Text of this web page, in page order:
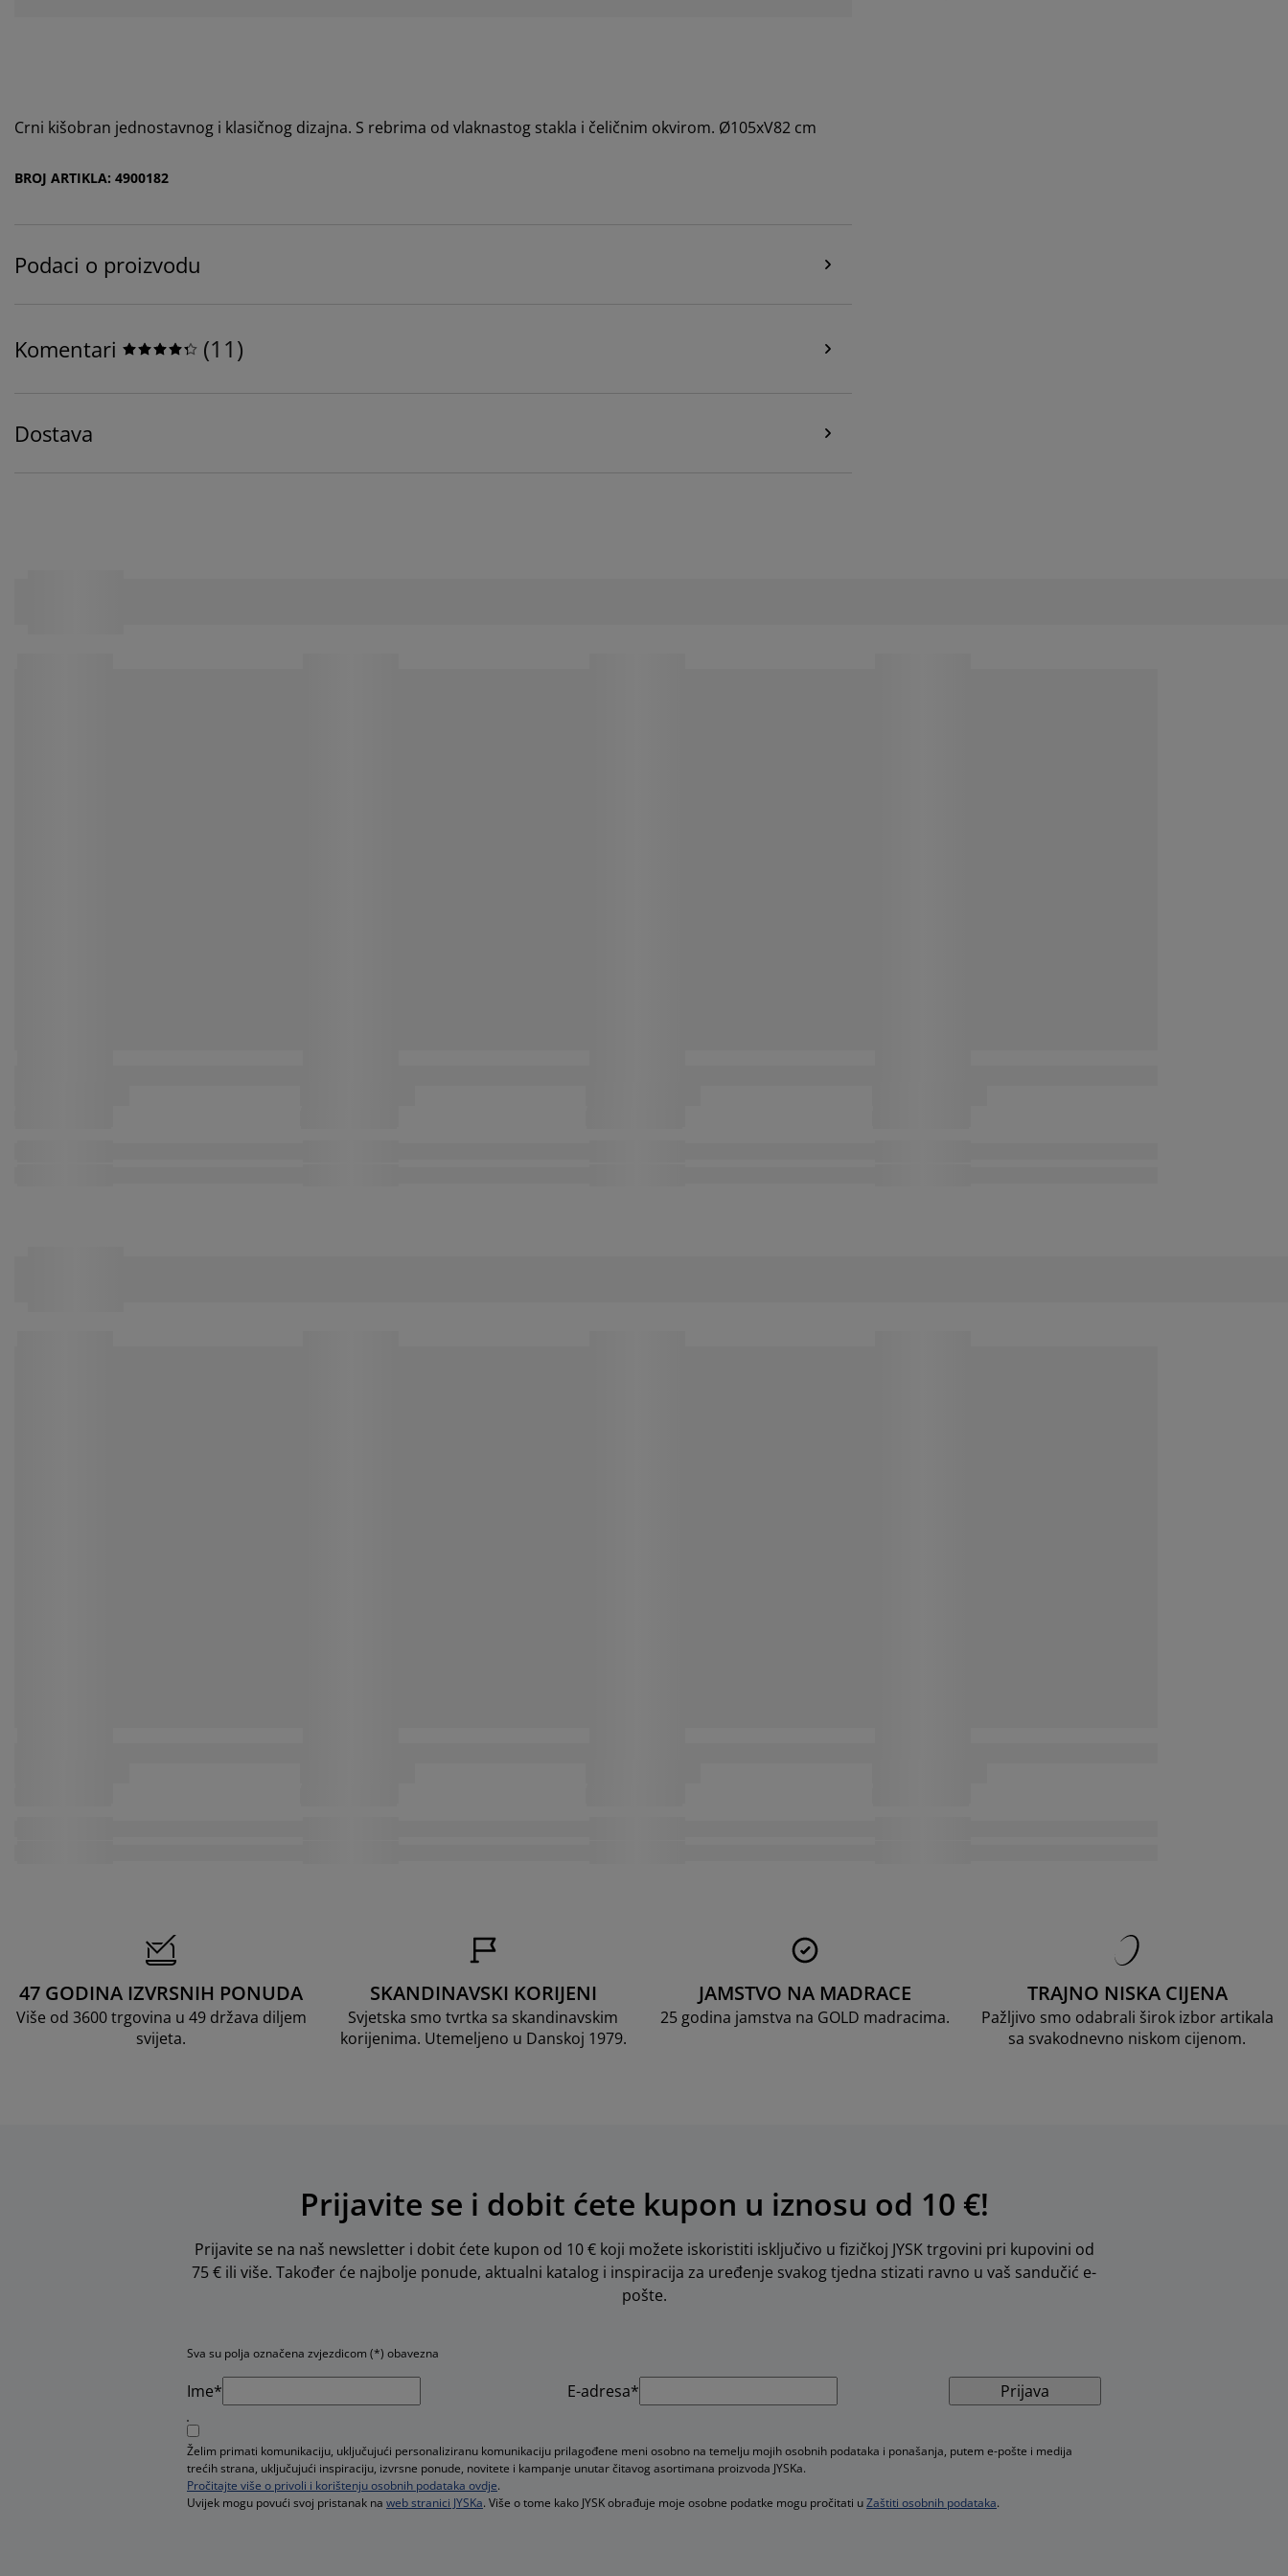
Crni kišobran jednostavnog i klasičnog dizajna. S rebrima od vlaknastog stakla i čeličnim okvirom. Ø105xV82 cm
BROJ ARTIKLA: 4900182
Podaci o proizvodu
Komentari (11)
Dostava
47 GODINA IZVRSNIH PONUDA
Više od 3600 trgovina u 49 država diljem
svijeta.
SKANDINAVSKI KORIJENI
Svjetska smo tvrtka sa skandinavskim
korijenima. Utemeljeno u Danskoj 1979.
JAMSTVO NA MADRACE
25 godina jamstva na GOLD madracima.
TRAJNO NISKA CIJENA
Pažljivo smo odabrali širok izbor artikala
sa svakodnevno niskom cijenom.
Prijavite se i dobit ćete kupon u iznosu od 10 €!
Prijavite se na naš newsletter i dobit ćete kupon od 10 € koji možete iskoristiti isključivo u fizičkoj JYSK trgovini pri kupovini od
75 € ili više. Također će najbolje ponude, aktualni katalog i inspiracija za uređenje svakog tjedna stizati ravno u vaš sandučić e-
pošte.
Sva su polja označena zvjezdicom (*) obavezna
Ime* E-adresa* Prijava
Želim primati komunikaciju, uključujući personaliziranu komunikaciju prilagođene meni osobno na temelju mojih osobnih podataka i ponašanja, putem e-pošte i medija
trećih strana, uključujući inspiraciju, izvrsne ponude, novitete i kampanje unutar čitavog asortimana proizvoda JYSKa.
Pročitajte više o privoli i korištenju osobnih podataka ovdje.
Uvijek mogu povući svoj pristanak na web stranici JYSKa. Više o tome kako JYSK obrađuje moje osobne podatke mogu pročitati uZaštiti osobnih podataka.